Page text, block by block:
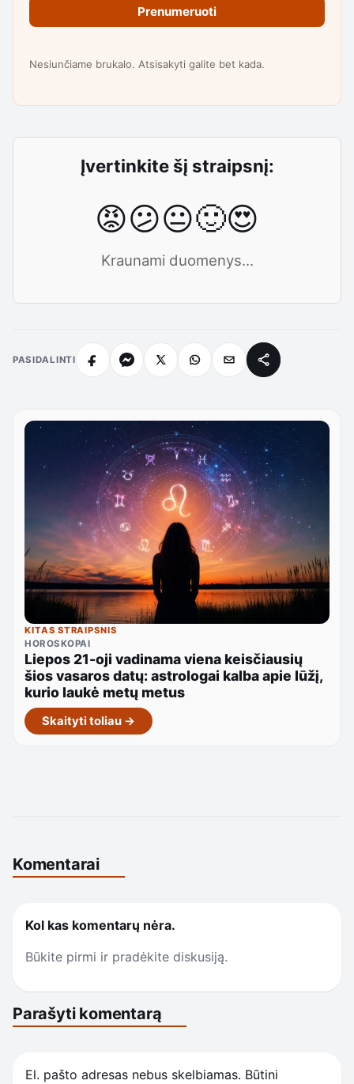
Prenumeruoti
Nesiunčiame brukalo. Atsisakyti galite bet kada.
Įvertinkite šį straipsnį:
😡😕😐🙂😍
Kraunami duomenys...
PASIDALINTI
KITAS STRAIPSNIS
HOROSKOPAI
Liepos 21-oji vadinama viena keisčiausių
šios vasaros datų: astrologai kalba apie lūžį,
kurio laukė metų metus
Skaityti toliau →
Komentarai
Kol kas komentarų nėra.
Būkite pirmi ir pradėkite diskusiją.
Parašyti komentarą
El. pašto adresas nebus skelbiamas. Būtini